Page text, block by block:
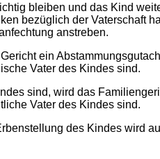
bleiben und das Kind
bezüglich der Vaterschaft
anstreben.
ein
Vater des Kindes sind.
sind, wird das
Vater des Kindes sind.
des Kindes wird